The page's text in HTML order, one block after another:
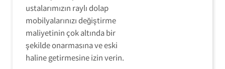
ustalarımızın raylı dolap
mobilyalarınızı değiştirme
maliyetinin çok altında bir
şekilde onarmasına ve eski
haline getirmesine izin verin.